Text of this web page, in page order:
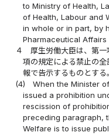
to Ministry of Health,
of Health, Labour and
in whole or in part, by
Pharmaceutical Affairs
４
厚生労働大臣は、第
項の規定による禁止の
報で告示するものとする
(4)
When the Minister
issued a prohibition
rescission of
preceding paragraph,
Welfare is to issue